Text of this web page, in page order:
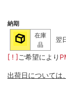
納期
在庫
品
翌
[ ! ]ご希望により
出荷日については、